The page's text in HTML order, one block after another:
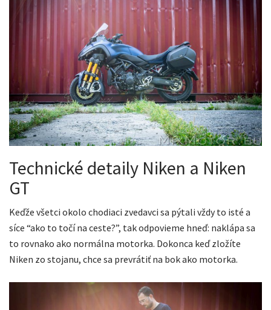
Technické detaily Niken a Niken
GT
Keďže všetci okolo chodiaci zvedavci sa pýtali vždy to isté a
síce “ako to točí na ceste?”, tak odpovieme hneď: naklápa sa
to rovnako ako normálna motorka. Dokonca keď zložíte
Niken zo stojanu, chce sa prevrátiť na bok ako motorka.